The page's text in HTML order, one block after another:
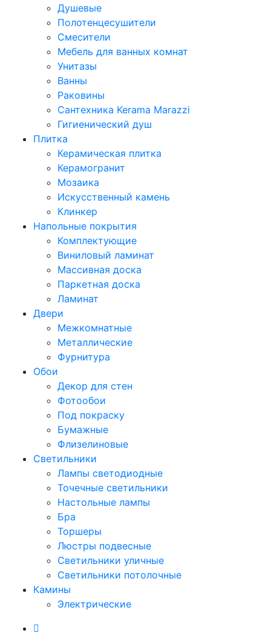
Душевые
Полотенцесушители
Смесители
Мебель для ванных комнат
Унитазы
Ванны
Раковины
Сантехника Kerama Marazzi
Гигиенический душ
Плитка
Керамическая плитка
Керамогранит
Мозаика
Искусственный камень
Клинкер
Напольные покрытия
Комплектующие
Виниловый ламинат
Массивная доска
Паркетная доска
Ламинат
Двери
Межкомнатные
Металлические
Фурнитура
Обои
Декор для стен
Фотообои
Под покраску
Бумажные
Флизелиновые
Светильники
Лампы светодиодные
Точечные светильники
Настольные лампы
Бра
Торшеры
Люстры подвесные
Светильники уличные
Светильники потолочные
Камины
Электрические